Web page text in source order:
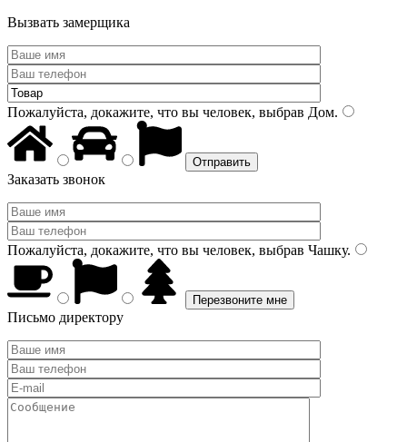
Вызвать замерщика
Пожалуйста, докажите, что вы человек, выбрав Дом.
Заказать звонок
Пожалуйста, докажите, что вы человек, выбрав Чашку.
Письмо директору